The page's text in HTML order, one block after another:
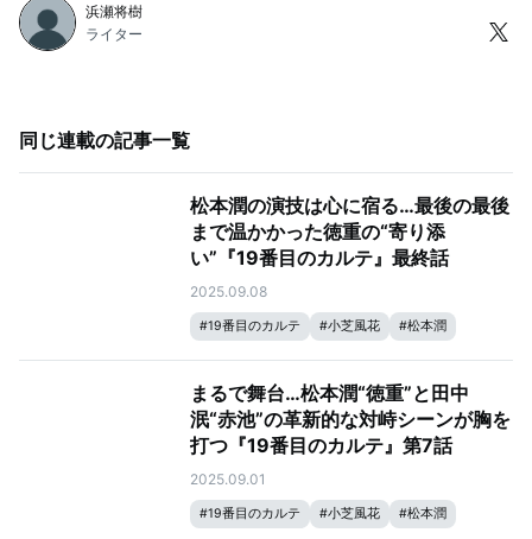
浜瀬将樹
ライター
同じ連載の記事一覧
松本潤の演技は心に宿る…最後の最後
まで温かかった徳重の“寄り添
い”『19番目のカルテ』最終話
2025.09.08
#19番目のカルテ #小芝風花 #松本潤
まるで舞台…松本潤“徳重”と田中
泯“赤池”の革新的な対峙シーンが胸を
打つ『19番目のカルテ』第7話
2025.09.01
#19番目のカルテ #小芝風花 #松本潤